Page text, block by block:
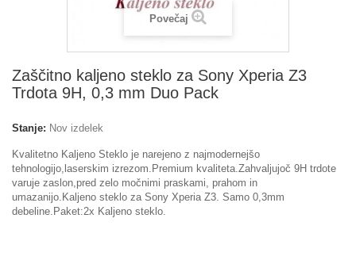
Povečaj
Zaščitno kaljeno steklo za Sony Xperia Z3
Trdota 9H, 0,3 mm Duo Pack
Stanje: Nov izdelek
Kvalitetno Kaljeno Steklo je narejeno z najmodernejšo
tehnologijo,laserskim izrezom.Premium kvaliteta.Zahvaljujoč 9H trdote
varuje zaslon,pred zelo močnimi praskami, prahom in
umazanijo.Kaljeno steklo za Sony Xperia Z3. Samo 0,3mm
debeline.Paket:2x Kaljeno steklo.